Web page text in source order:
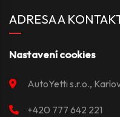
ADRESA A
Nastavení cookies
AutoYetti s.r.o.,
+420 777 642 221